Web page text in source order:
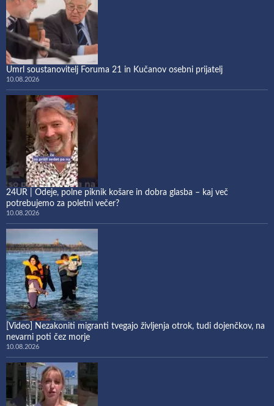
Umrl soustanovitelj Foruma 21 in Kučanov osebni prijatelj
10.08.2026
24UR | Odeje, polne piknik košare in dobra glasba – kaj več
potrebujemo za poletni večer?
10.08.2026
[Video] Nezakoniti migranti tvegajo življenja otrok, tudi dojenčkov, na
nevarni poti čez morje
10.08.2026